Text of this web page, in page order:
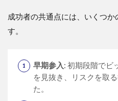
成功者の共通点には、いくつ
す。
早期参入: 初期段階でビ
を見抜き、リスクを取
た。